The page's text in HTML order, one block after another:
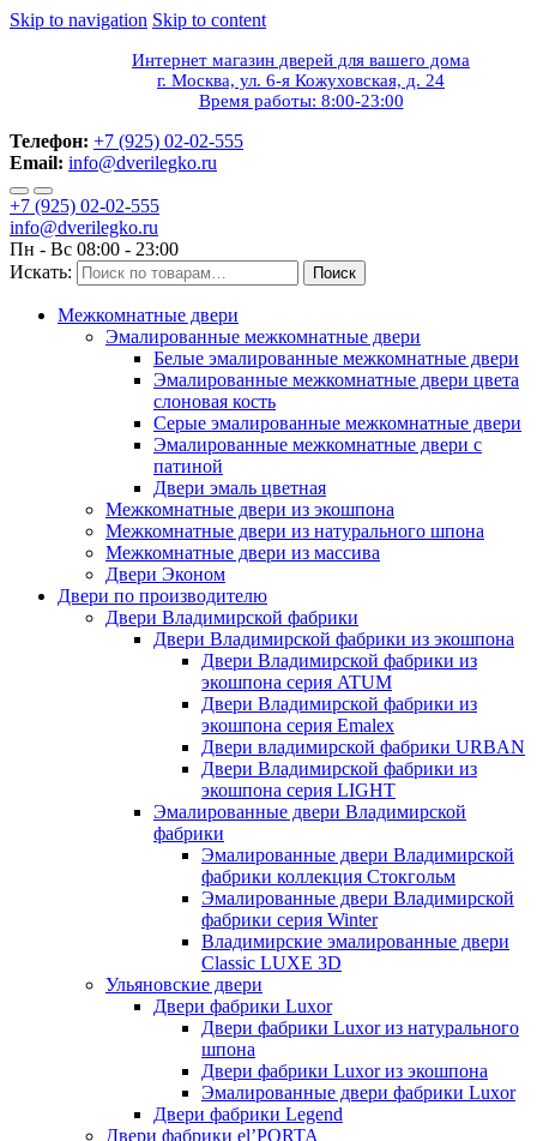
Skip to navigation Skip to content
Интернет магазин дверей для вашего дома
г. Москва, ул. 6-я Кожуховская, д. 24
Время работы: 8:00-23:00
Телефон: +7 (925) 02-02-555
Email: info@dverilegko.ru
+7 (925) 02-02-555
info@dverilegko.ru
Пн - Вс 08:00 - 23:00
Искать:
Поиск
Межкомнатные двери
Эмалированные межкомнатные двери
Белые эмалированные межкомнатные двери
Эмалированные межкомнатные двери цвета
слоновая кость
Серые эмалированные межкомнатные двери
Эмалированные межкомнатные двери c
патиной
Двери эмаль цветная
Межкомнатные двери из экошпона
Межкомнатные двери из натурального шпона
Межкомнатные двери из массива
Двери Эконом
Двери по производителю
Двери Владимирской фабрики
Двери Владимирской фабрики из экошпона
Двери Владимирской фабрики из
экошпона серия ATUM
Двери Владимирской фабрики из
экошпона серия Emalex
Двери владимирской фабрики URBAN
Двери Владимирской фабрики из
экошпона серия LIGHT
Эмалированные двери Владимирской
фабрики
Эмалированные двери Владимирской
фабрики коллекция Стокгольм
Эмалированные двери Владимирской
фабрики серия Winter
Владимирские эмалированные двери
Classic LUXE 3D
Ульяновские двери
Двери фабрики Luxor
Двери фабрики Luxor из натурального
шпона
Двери фабрики Luxor из экошпона
Эмалированные двери фабрики Luxor
Двери фабрики Legend
Двери фабрики el’PORTA